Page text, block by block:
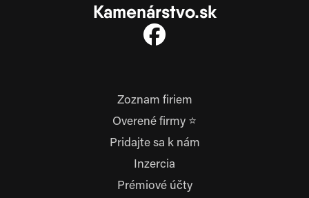
Kamenárstvo.sk
Zoznam firiem
Overené firmy ⭐
Pridajte sa k nám
Inzercia
Prémiové účty